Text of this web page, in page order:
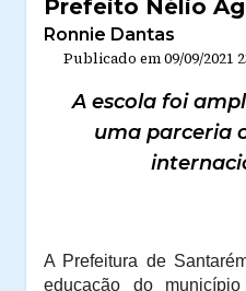
Prefeito Nélio
Ronnie Dantas
Publicado em09/09/2021
A escola foi
uma parceria
A Prefeitura de
educação do